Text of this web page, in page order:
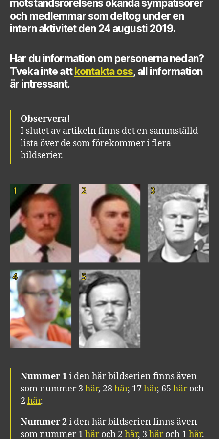
motståndsrörelsens okända sympatisörer
och medlemmar som deltog under en
intern aktivitet den 24 augusti 2019.
Har du information om personerna nedan?
Tveka inte attkontakta oss, all information
är intressant.
Observera!
I slutet av artikeln finns det en sammställd
lista över de som förekommer i flera
bildserier.
Nummer 1i den här bildserien finns även
som nummer 3 här, 28här, 17här, 65 här och
2 här.
Nummer 2i den här bildserien finns även
som nummer 1 här och 2 här, 3 här och 1 här.